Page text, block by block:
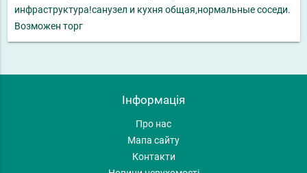
инфраструктура!санузел и кухня общая,нормальные соседи.
Возможен торг
Інформація
Про нас
Мапа сайту
Контакти